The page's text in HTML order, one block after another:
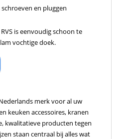
en pluggen
is eenvoudig schoon te
vochtige doek.
merk voor al uw
keuken accessoires, kranen
kwalitatieve producten tegen
staan centraal bij alles wat